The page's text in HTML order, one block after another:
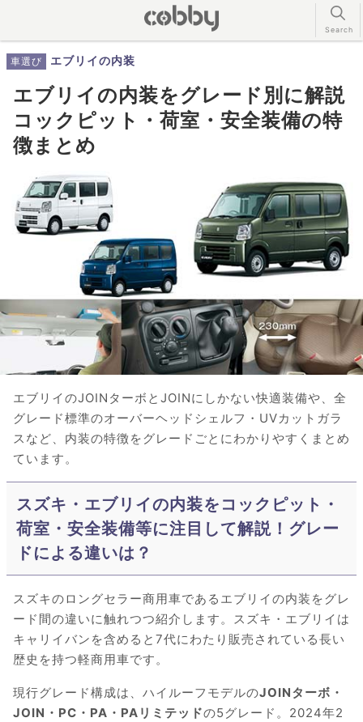
車選び エブリイの内装
エブリイの内装をグレード別に解説
コックピット・荷室・安全装備の特
徴まとめ
エブリイのJOINターボとJOINにしかない快適装備や、全
グレード標準のオーバーヘッドシェルフ・UVカットガラ
スなど、内装の特徴をグレードごとにわかりやすくまとめ
ています。
スズキ・エブリイの内装をコックピット・
荷室・安全装備等に注目して解説！グレー
ドによる違いは？
スズキのロングセラー商用車であるエブリイの内装をグレ
ード間の違いに触れつつ紹介します。スズキ・エブリイは
キャリイバンを含めると7代にわたり販売されている長い
歴史を持つ軽商用車です。
現行グレード構成は、ハイルーフモデルのJOINターボ・
JOIN・PC・PA・PAリミテッドの5グレード。2024年2